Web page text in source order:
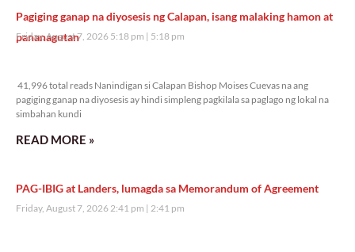
Pagiging ganap na diyosesis ng Calapan, isang malaking hamon at
pananagutan
Friday, August 7, 2026 5:18 pm 5:18 pm
41,996 total reads Nanindigan si Calapan Bishop Moises Cuevas na ang
pagiging ganap na diyosesis ay hindi simpleng pagkilala sa paglago ng lokal na
simbahan kundi
READ MORE »
PAG-IBIG at Landers, lumagda sa Memorandum of Agreement
Friday, August 7, 2026 2:41 pm 2:41 pm